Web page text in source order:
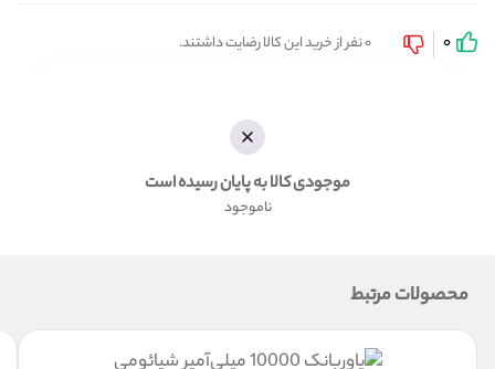
0 0 نفر از خرید این کالا رضایت داشتند.
موجودی کالا به پایان رسیده است
ناموجود
محصولات مرتبط